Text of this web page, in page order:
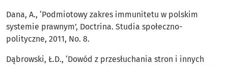
Dana, A., ‘Podmiotowy zakres immunitetu w polskim
systemie prawnym’, Doctrina. Studia społeczno-
polityczne, 2011, No. 8.
Dąbrowski, Ł.D., ‘Dowód z przesłuchania stron i innych